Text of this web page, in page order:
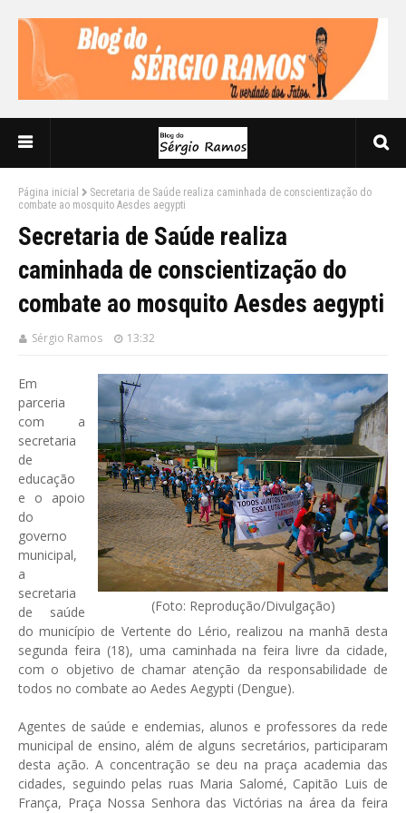
Página inicial
Secretaria de Saúde realiza caminhada de conscientização do
combate ao mosquito Aesdes aegypti
Secretaria de Saúde realiza
caminhada de conscientização do
combate ao mosquito Aesdes aegypti
Sérgio Ramos 13:32
(Foto: Reprodução/Divulgação)
Em
parceria
com a
secretaria
de
educação
e o apoio
do
governo
municipal,
a
secretaria
de saúde
do município de Vertente do Lério, realizou na manhã desta
segunda feira (18), uma caminhada na feira livre da cidade,
com o objetivo de chamar atenção da responsabilidade de
todos no combate ao Aedes Aegypti (Dengue).
Agentes de saúde e endemias, alunos e professores da rede
municipal de ensino, além de alguns secretários, participaram
desta ação. A concentração se deu na praça academia das
cidades, seguindo pelas ruas Maria Salomé, Capitão Luis de
França, Praça Nossa Senhora das Victórias na área da feira